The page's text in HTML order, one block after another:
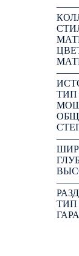
ТИП
ТИП